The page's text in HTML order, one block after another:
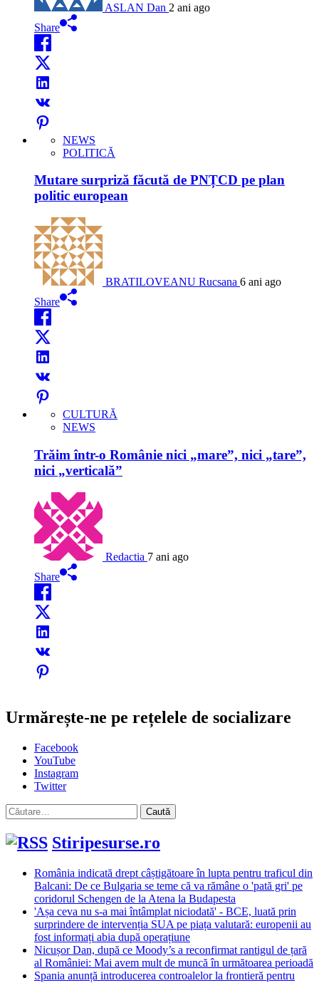
ASLAN Dan 2 ani ago
Share
NEWS
POLITICĂ
Mutare surpriză făcută de PNȚCD pe plan
politic european
BRATILOVEANU Rucsana 6 ani ago
Share
CULTURĂ
NEWS
Trăim într-o Românie nici „mare”, nici „tare”,
nici „verticală”
Redactia 7 ani ago
Share
Urmărește-ne pe rețelele de socializare
Facebook
YouTube
Instagram
Twitter
Caută
după:
Stiripesurse.ro
România indicată drept câștigătoare în lupta pentru traficul din
Balcani: De ce Bulgaria se teme că va rămâne o 'pată gri' pe
coridorul Schengen de la Atena la Budapesta
'Așa ceva nu s-a mai întâmplat niciodată' - BCE, luată prin
surprindere de intervenția SUA pe piața valutară: europenii au
fost informați abia după operațiune
Nicușor Dan, după ce Moody’s a reconfirmat rantigul de țară
al României: Mai avem mult de muncă în următoarea perioadă
Spania anunță introducerea controalelor la frontieră pentru